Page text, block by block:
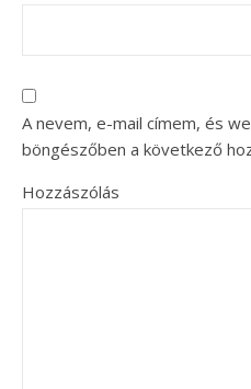
A nevem, e-mail címem, és
böngészőben a következő
Hozzászólás